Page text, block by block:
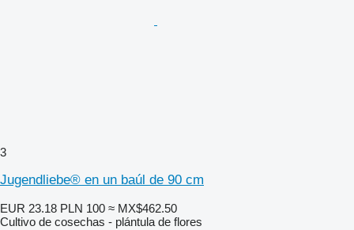
3
Jugendliebe® en un baúl de 90 cm
EUR 23.18 PLN 100 ≈ MX$462.50
Cultivo de cosechas - plántula de flores